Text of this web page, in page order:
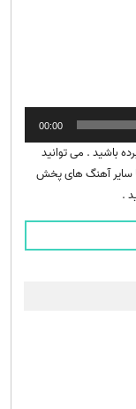
00:00
باشید . می توانید
سایر آهنگ های پخش
.